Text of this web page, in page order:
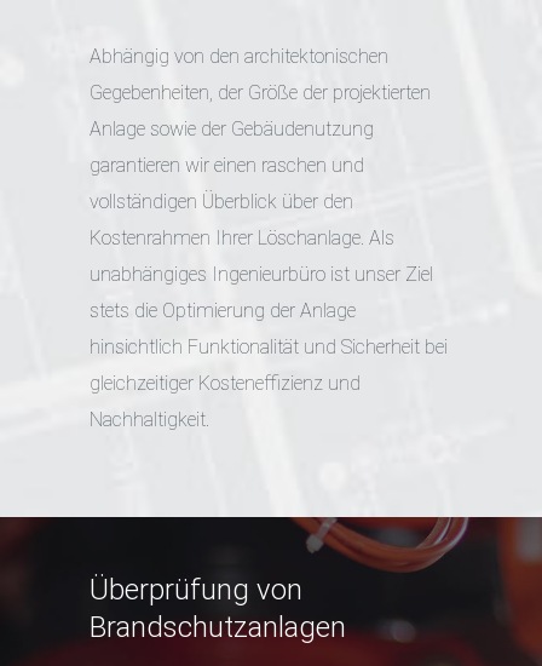
Abhängig von den architektonischen
Gegebenheiten, der Größe der projektierten
Anlage sowie der Gebäudenutzung
garantieren wir einen raschen und
vollständigen Überblick über den
Kostenrahmen Ihrer Löschanlage. Als
unabhängiges Ingenieurbüro ist unser Ziel
stets die Optimierung der Anlage
hinsichtlich Funktionalität und Sicherheit bei
gleichzeitiger Kosteneffizienz und
Nachhaltigkeit.
Überprüfung von
Brandschutzanlagen